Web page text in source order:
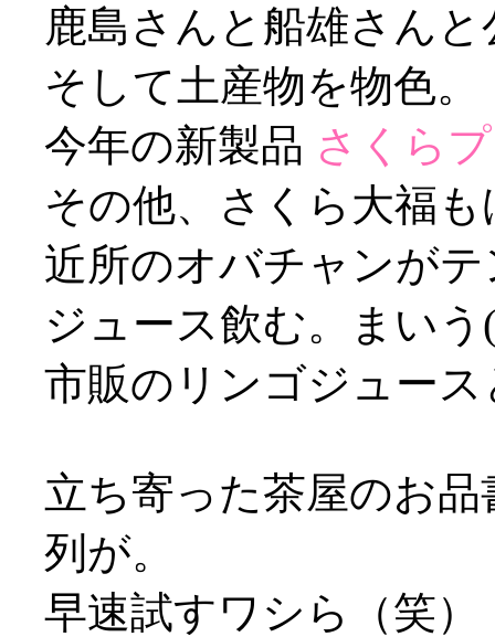
鹿島さんと船雄さん
そして土産物を物色。
今年の新製品 さくら
その他、さくら大福
近所のオバチャンが
ジュース飲む。まいう
市販のリンゴジュー
立ち寄った茶屋のお
列が。
早速試すワシら（笑）